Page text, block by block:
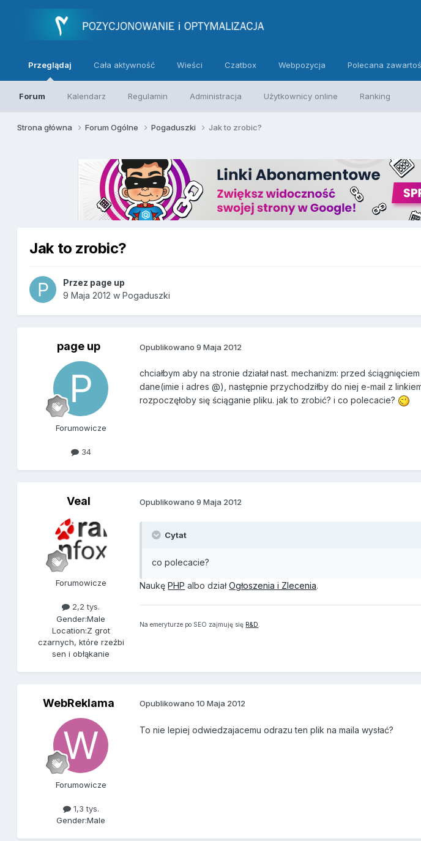
Przeglądaj
Forum Kalendarz Regulamin Administracja Użytkownicy online Ranking
Cała aktywność Wieści Czatbox Webpozycja Polecana
Strona główna Forum Ogólne Pogaduszki Jak to zrobic?
Jak to zrobic?
Przez page up
9 Maja 2012 wPogaduszki
page up
Forumowicze
34
Opublikowano9 Maja 2012
chciałbym aby na stronie działał nast. mechanizm: przed
dane(imie i adres @), następnie przychodziłby do niej e-mail z
rozpoczęłoby się ściąganie pliku. jak to zrobić? i co polecacie?
Veal
Forumowicze
2,2 tys.
Gender:Male
Location:Z grot
czarnych, które rzeźbi
sen i obłąkanie
Opublikowano9 Maja 2012
Cytat
co polecacie?
NaukęPHP albo działOgłoszenia i Zlecenia.
Na emeryturze po SEO zajmuję się R&D
WebReklama
Forumowicze
1,3 tys.
Gender:Male
Opublikowano10 Maja 2012
To nie lepiej odwiedzajacemu odrazu ten plik na maila wysłać?